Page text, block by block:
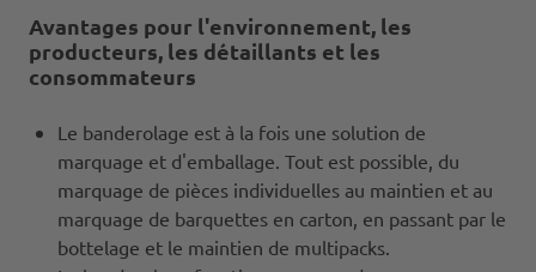
Avantages pour l'environnement, les
producteurs, les détaillants et les
consommateurs
Le banderolage est à la fois une solution de
marquage et d'emballage. Tout est possible, du
marquage de pièces individuelles au maintien et au
marquage de barquettes en carton, en passant par le
bottelage et le maintien de multipacks.